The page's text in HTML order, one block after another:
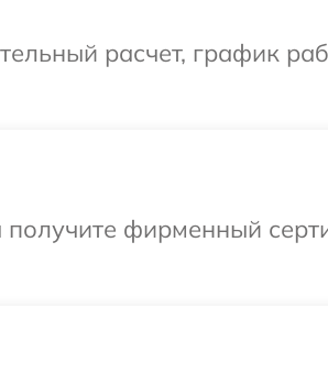
расчет, график
получите фирменный